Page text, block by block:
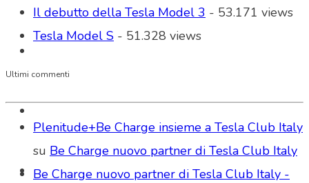
Il debutto della Tesla Model 3 - 53.171 views
Tesla Model S - 51.328 views
Ultimi commenti
Plenitude+Be Charge insieme a Tesla Club Italy
su Be Charge nuovo partner di Tesla Club Italy
Be Charge nuovo partner di Tesla Club Italy -